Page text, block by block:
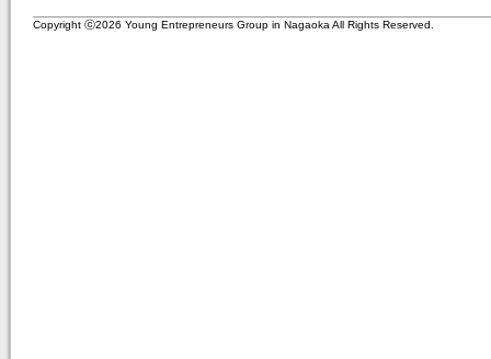
Copyright ⓒ2026 Young Entrepreneurs Group in Nagaoka All Rights Reserved.